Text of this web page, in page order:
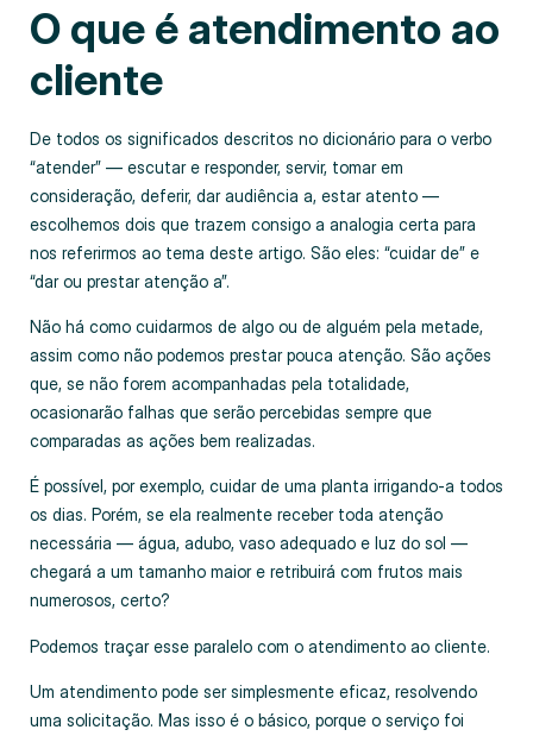
O que é atendimento ao
cliente
De todos os significados descritos no dicionário para o verbo
“atender” — escutar e responder, servir, tomar em
consideração, deferir, dar audiência a, estar atento —
escolhemos dois que trazem consigo a analogia certa para
nos referirmos ao tema deste artigo. São eles: “cuidar de” e
“dar ou prestar atenção a”.
Não há como cuidarmos de algo ou de alguém pela metade,
assim como não podemos prestar pouca atenção. São ações
que, se não forem acompanhadas pela totalidade,
ocasionarão falhas que serão percebidas sempre que
comparadas as ações bem realizadas.
É possível, por exemplo, cuidar de uma planta irrigando-a todos
os dias. Porém, se ela realmente receber toda atenção
necessária — água, adubo, vaso adequado e luz do sol —
chegará a um tamanho maior e retribuirá com frutos mais
numerosos, certo?
Podemos traçar esse paralelo com o atendimento ao cliente.
Um atendimento pode ser simplesmente eficaz, resolvendo
uma solicitação. Mas isso é o básico, porque o serviço foi